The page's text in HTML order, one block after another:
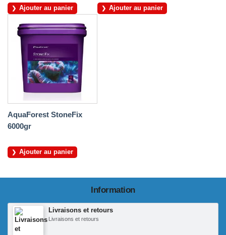
Ajouter au panier Ajouter au panier
AquaForest StoneFix
6000gr
Ajouter au panier
Information
Livraisons et retours
Livraisons et retours